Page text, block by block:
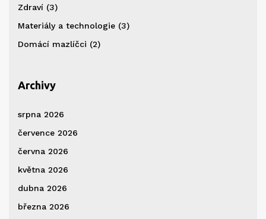
Zdraví (3)
Materiály a technologie (3)
Domácí mazlíčci (2)
Archivy
srpna 2026
července 2026
června 2026
května 2026
dubna 2026
března 2026